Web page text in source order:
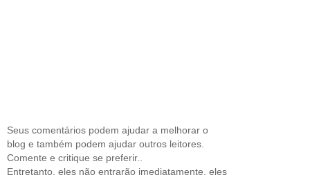
Seus comentários podem ajudar a melhorar o
blog e também podem ajudar outros leitores.
Comente e critique se preferir..
Entretanto, eles não entrarão imediatamente, eles